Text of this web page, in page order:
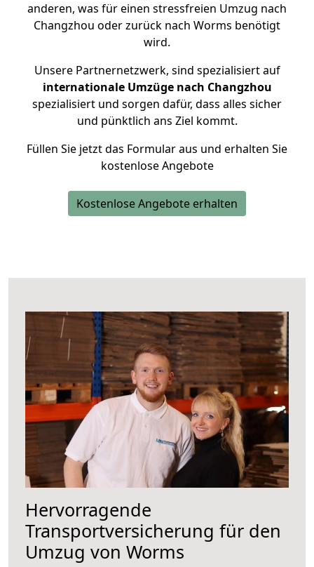
anderen, was für einen stressfreien Umzug nach
Changzhou oder zurück nach Worms benötigt
wird.
Unsere Partnernetzwerk, sind spezialisiert auf
internationale Umzüge nach Changzhou
spezialisiert und sorgen dafür, dass alles sicher
und pünktlich ans Ziel kommt.
Füllen Sie jetzt das Formular aus und erhalten Sie
kostenlose Angebote
Kostenlose Angebote erhalten
Hervorragende
Transportversicherung für den
Umzug von Worms